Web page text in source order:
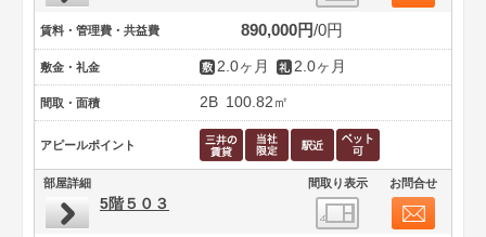
賃料・管理費・共益費 890,000円 0円
敷金・礼金 2.0ヶ月 2.0ヶ月
間取・面積 2B 100.82㎡
アピールポイント
部屋詳細 間取り表示 お問合せ
5階５０３